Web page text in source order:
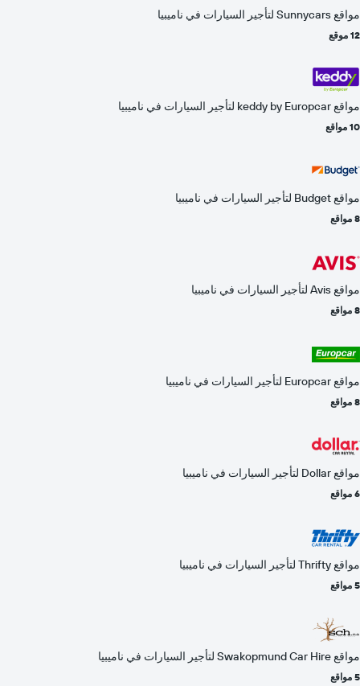
مواقع Sunnycars لتأجير السيارات في ناميبيا
12 موقع
مواقع keddy by Europcar لتأجير السيارات في ناميبيا
10 مواقع
مواقع Budget لتأجير السيارات في ناميبيا
8 مواقع
مواقع Avis لتأجير السيارات في ناميبيا
8 مواقع
مواقع Europcar لتأجير السيارات في ناميبيا
8 مواقع
مواقع Dollar لتأجير السيارات في ناميبيا
6 مواقع
مواقع Thrifty لتأجير السيارات في ناميبيا
5 مواقع
مواقع Swakopmund Car Hire لتأجير السيارات في ناميبيا
5 مواقع